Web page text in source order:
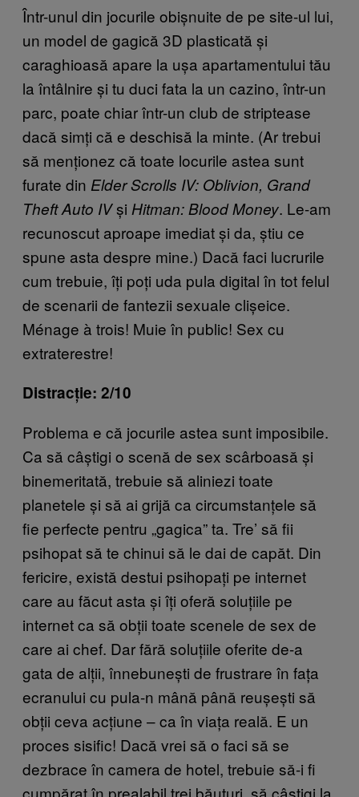
Într-unul din jocurile obișnuite de pe site-ul lui,
un model de gagică 3D plasticată și
caraghioasă apare la ușa apartamentului tău
la întâlnire și tu duci fata la un cazino, într-un
parc, poate chiar într-un club de striptease
dacă simți că e deschisă la minte. (Ar trebui
să menționez că toate locurile astea sunt
furate din Elder Scrolls IV: Oblivion, Grand
Theft Auto IVși Hitman: Blood Money. Le-am
recunoscut aproape imediat și da, știu ce
spune asta despre mine.) Dacă faci lucrurile
cum trebuie, îți poți uda pula digital în tot felul
de scenarii de fantezii sexuale clișeice.
Ménage à trois! Muie în public! Sex cu
extraterestre!
Distracție: 2/10
Problema e că jocurile astea sunt imposibile.
Ca să câștigi o scenă de sex scârboasă și
binemeritată, trebuie să aliniezi toate
planetele și să ai grijă ca circumstanțele să
fie perfecte pentru „gagica” ta. Tre’ să fii
psihopat să te chinui să le dai de capăt. Din
fericire, există destui psihopați pe internet
care au făcut asta și îți oferă soluțiile pe
internet ca să obții toate scenele de sex de
care ai chef. Dar fără soluțiile oferite de-a
gata de alții, înnebunești de frustrare în fața
ecranului cu pula-n mână până reușești să
obții ceva acțiune – ca în viața reală. E un
proces sisific! Dacă vrei să o faci să se
dezbrace în camera de hotel, trebuie să-i fi
cumpărat în prealabil trei băuturi, să câștigi la